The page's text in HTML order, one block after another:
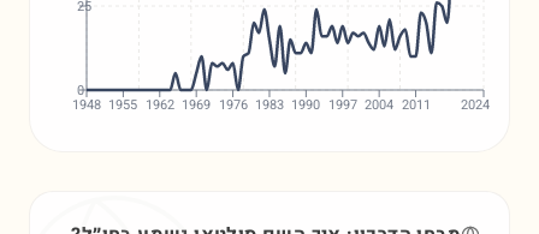
1948 1955 1962 1969 1976 1983 1990 1997 2004 2011 2024
0
25